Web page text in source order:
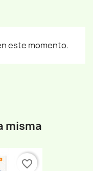
este momento.
misma
favorite_border